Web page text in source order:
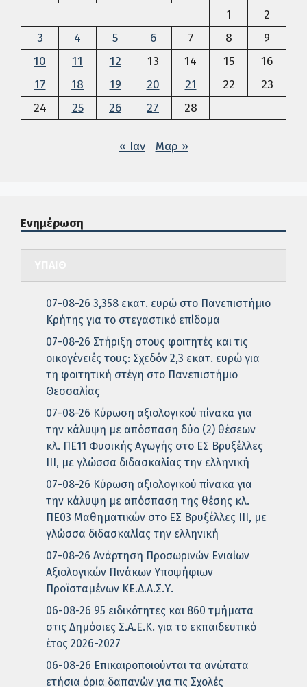
1
2
3
4 5 6 7 8
9
10
11 12 13 14 15
16
17
18 19 20 21 22
23
24
25 26 27 28
« Ιαν Μαρ »
Ενημέρωση
07-08-26 3,358 εκατ. ευρώ στο Πανεπιστήμιο
Κρήτης για το στεγαστικό επίδομα
07-08-26 Στήριξη στους φοιτητές και τις
οικογένειές τους: Σχεδόν 2,3 εκατ. ευρώ για
τη φοιτητική στέγη στο Πανεπιστήμιο
Θεσσαλίας
07-08-26 Κύρωση αξιολογικού πίνακα για
την κάλυψη με απόσπαση δύο (2) θέσεων
κλ. ΠΕ11 Φυσικής Αγωγής στο ΕΣ Βρυξέλλες
ΙΙΙ, με γλώσσα διδασκαλίας την ελληνική
07-08-26 Κύρωση αξιολογικού πίνακα για
την κάλυψη με απόσπαση της θέσης κλ.
ΠΕ03 Μαθηματικών στο ΕΣ Βρυξέλλες ΙΙΙ, με
γλώσσα διδασκαλίας την ελληνική
07-08-26 Ανάρτηση Προσωρινών Ενιαίων
Αξιολογικών Πινάκων Υποψήφιων
Προϊσταμένων ΚΕ.Δ.Α.Σ.Υ.
06-08-26 95 ειδικότητες και 860 τμήματα
στις Δημόσιες Σ.Α.Ε.Κ. για το εκπαιδευτικό
έτος 2026-2027
06-08-26 Επικαιροποιούνται τα ανώτατα
ετήσια όρια δαπανών για τις Σχολές